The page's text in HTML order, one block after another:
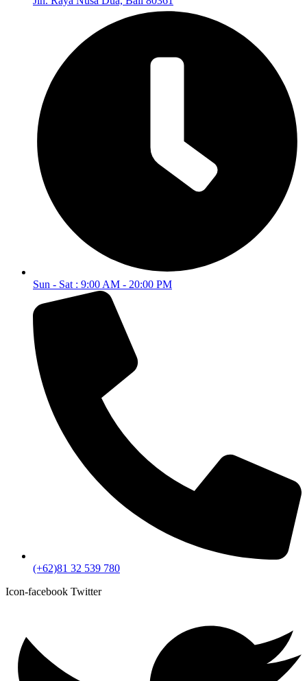
Sun - Sat : 9:00 AM - 20:00 PM
(+62)81 32 539 780
Icon-facebook Twitter